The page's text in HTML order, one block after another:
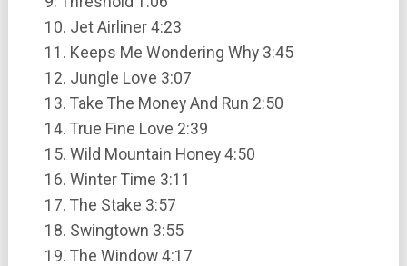
10. Jet Airliner 4:23
11. Keeps Me Wondering Why 3:45
12. Jungle Love 3:07
13. Take The Money And Run 2:50
14. True Fine Love 2:39
15. Wild Mountain Honey 4:50
16. Winter Time 3:11
17. The Stake 3:57
18. Swingtown 3:55
19. The Window 4:17